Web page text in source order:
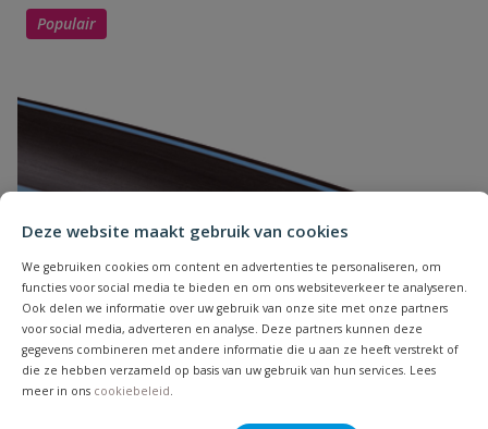
Deze website maakt gebruik van cookies
We gebruiken cookies om content en advertenties te personaliseren, om
functies voor social media te bieden en om ons websiteverkeer te analyseren.
Ook delen we informatie over uw gebruik van onze site met onze partners
voor social media, adverteren en analyse. Deze partners kunnen deze
gegevens combineren met andere informatie die u aan ze heeft verstrekt of
die ze hebben verzameld op basis van uw gebruik van hun services. Lees
meer in ons cookiebeleid
Uw waardering:
Naam
Samenvatting
Beoordeling
Populair